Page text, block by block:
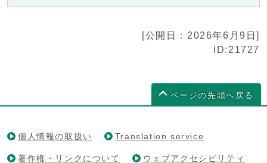
[公開日：2026年6月9日]
ID:21727
ページの先頭へ戻る
個人情報の取扱い Translation service
著作権・リンクについて ウェブアクセシビリティ